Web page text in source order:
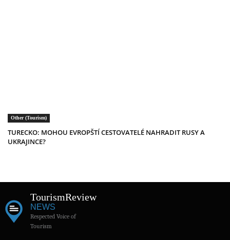
Other (Tourism)
TURECKO: MOHOU EVROPŠTÍ CESTOVATELÉ NAHRADIT RUSY A
UKRAJINCE?
TourismReview
NEWS
Respected Voice of
Tourism